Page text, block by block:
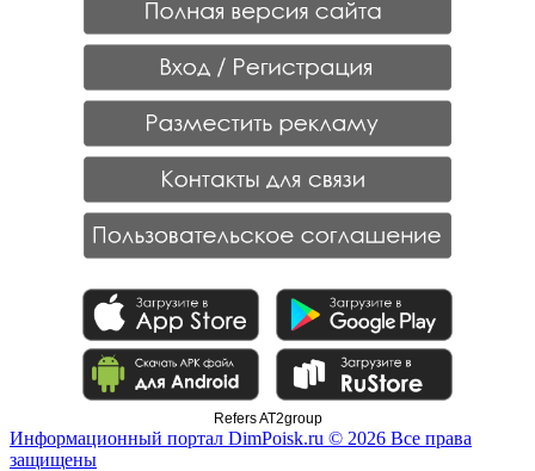
Refers AT2group
Информационный портал DimPoisk.ru © 2026 Все права
защищены